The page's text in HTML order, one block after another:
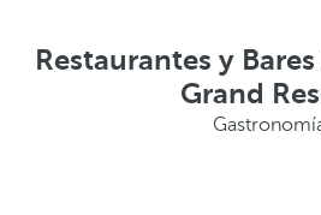
Restaurantes y
Grand